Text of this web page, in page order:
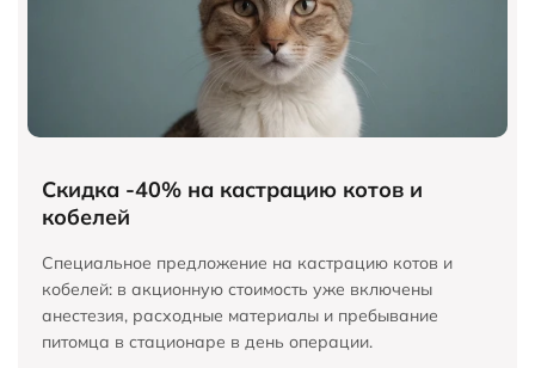
Скидка -40% на кастрацию котов и
кобелей
Специальное предложение на кастрацию котов и
кобелей: в акционную стоимость уже включены
анестезия, расходные материалы и пребывание
питомца в стационаре в день операции.